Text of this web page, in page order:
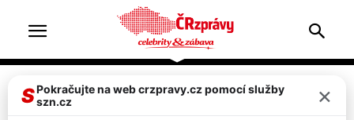
Televize & zábava
SPokračujte na web crzpravy.cz pomocí služby
szn.cz
×